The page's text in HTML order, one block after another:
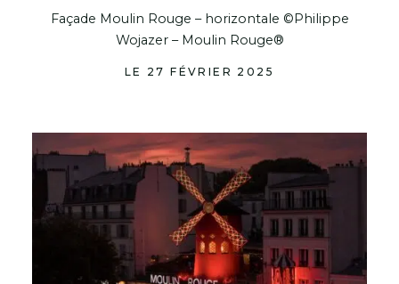
Façade Moulin Rouge – horizontale ©Philippe
Wojazer – Moulin Rouge®
LE 27 FÉVRIER 2025